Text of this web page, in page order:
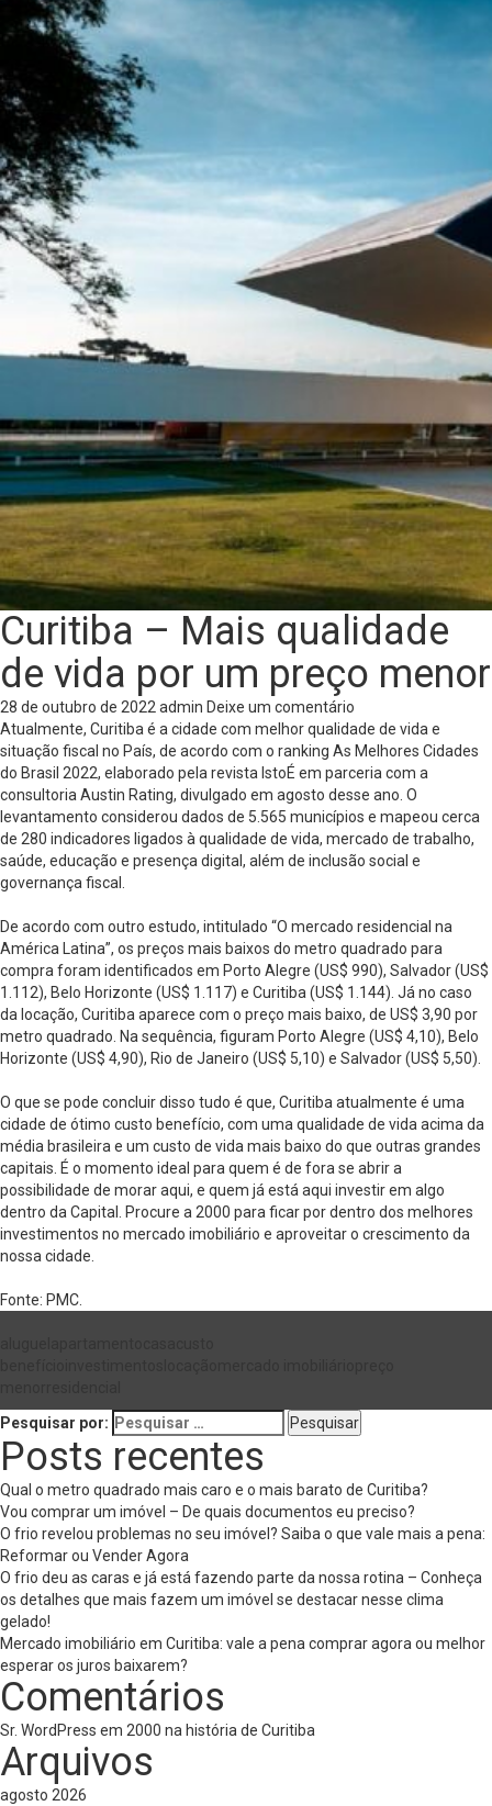
Curitiba – Mais qualidade
de vida por um preço menor
28 de outubro de 2022 admin Deixe um comentário
Atualmente, Curitiba é a cidade com melhor qualidade de vida e
situação fiscal no País, de acordo com o ranking As Melhores Cidades
do Brasil 2022, elaborado pela revista IstoÉ em parceria com a
consultoria Austin Rating, divulgado em agosto desse ano. O
levantamento considerou dados de 5.565 municípios e mapeou cerca
de 280 indicadores ligados à qualidade de vida, mercado de trabalho,
saúde, educação e presença digital, além de inclusão social e
governança fiscal.
De acordo com outro estudo, intitulado “O mercado residencial na
América Latina”, os preços mais baixos do metro quadrado para
compra foram identificados em Porto Alegre (US$ 990), Salvador (US$
1.112), Belo Horizonte (US$ 1.117) e Curitiba (US$ 1.144). Já no caso
da locação, Curitiba aparece com o preço mais baixo, de US$ 3,90 por
metro quadrado. Na sequência, figuram Porto Alegre (US$ 4,10), Belo
Horizonte (US$ 4,90), Rio de Janeiro (US$ 5,10) e Salvador (US$ 5,50).
O que se pode concluir disso tudo é que, Curitiba atualmente é uma
cidade de ótimo custo benefício, com uma qualidade de vida acima da
média brasileira e um custo de vida mais baixo do que outras grandes
capitais. É o momento ideal para quem é de fora se abrir a
possibilidade de morar aqui, e quem já está aqui investir em algo
dentro da Capital. Procure a 2000 para ficar por dentro dos melhores
investimentos no mercado imobiliário e aproveitar o crescimento da
nossa cidade.
Fonte: PMC.
Pesquisar por:
Posts recentes
Qual o metro quadrado mais caro e o mais barato de Curitiba?
Vou comprar um imóvel – De quais documentos eu preciso?
O frio revelou problemas no seu imóvel? Saiba o que vale mais a pena:
Reformar ou Vender Agora
O frio deu as caras e já está fazendo parte da nossa rotina – Conheça
os detalhes que mais fazem um imóvel se destacar nesse clima
gelado!
Mercado imobiliário em Curitiba: vale a pena comprar agora ou melhor
esperar os juros baixarem?
Comentários
Sr. WordPress em 2000 na história de Curitiba
Arquivos
agosto 2026